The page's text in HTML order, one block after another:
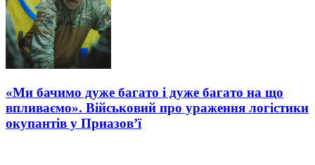
«Ми бачимо дуже багато і дуже багато на що
впливаємо». Військовий про ураження логістики
окупантів у Приазов’ї